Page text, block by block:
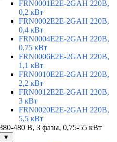
FRN0001E2E-2GAH 220В,
0,2 кВт
FRN0002E2E-2GAH 220В,
0,4 кВт
FRN0004E2E-2GAH 220В,
0,75 кВт
FRN0006E2E-2GAH 220В,
1,1 кВт
FRN0010E2E-2GAH 220В,
2,2 кВт
FRN0012E2E-2GAH 220В,
3 кВт
FRN0020E2E-2GAH 220В,
5,5 кВт
480 В, 3 фазы, 0,75-55 кВт
▼